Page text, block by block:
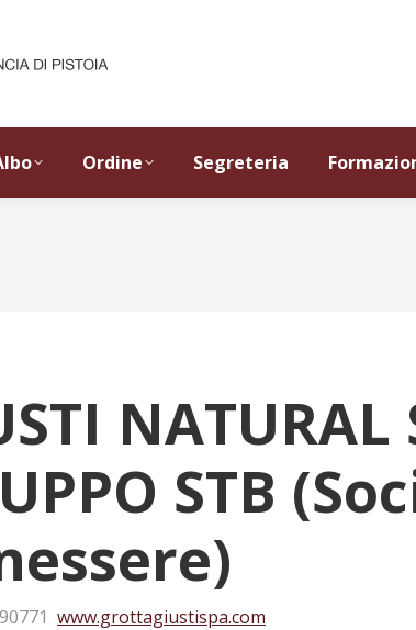
Ordine Segreteria
NATURAL
STB
 www.grottagiustispa.com